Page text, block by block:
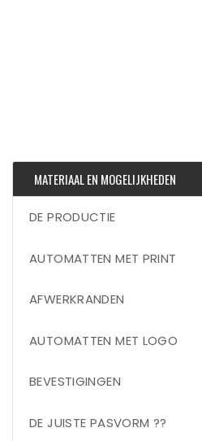
MATERIAAL EN MOGELIJKHEDEN
DE PRODUCTIE
AUTOMATTEN MET PRINT
AFWERKRANDEN
AUTOMATTEN MET LOGO
BEVESTIGINGEN
DE JUISTE PASVORM ??